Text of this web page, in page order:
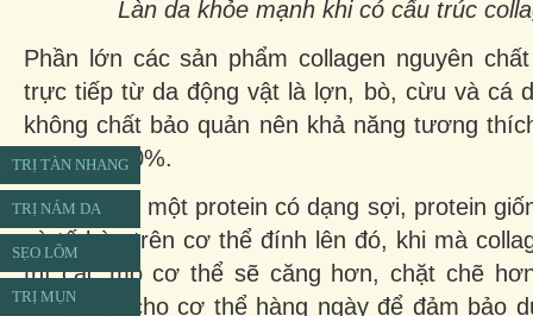
TRỊ TÀN NHANG
TRỊ NÁM DA
SẸO LÕM
TRỊ MỤN
Làn da khỏe mạnh khi có cấu trúc
Phần lớn các sản phẩm collagen nguyên
trực tiếp từ da động vật là lợn, bò, cừu và cá
không chất bảo quản nên khả năng tương
thể đạt 100%.
Collagen là một protein có dạng sợi, protein
và tế bào trên cơ thể đính lên đó, khi mà
thì các mô cơ thể sẽ căng hơn, chặt chẽ
cung cấp cho cơ thể hàng ngày để đảm bảo